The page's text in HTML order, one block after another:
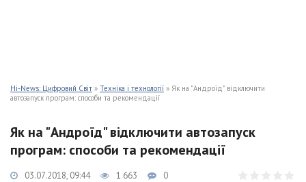
Hi-News: Цифровий Світ » Техніка і технології » Як на "Андроїд" відключити
автозапуск програм: способи та рекомендації
Як на "Андроїд" відключити автозапуск
програм: способи та рекомендації
03.07.2018, 09:44 1 663 0